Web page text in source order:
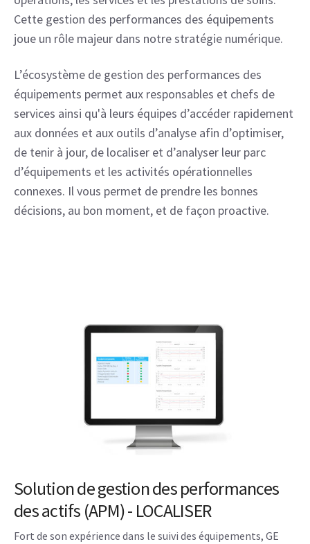
Cette gestion des performances des équipements
joue un rôle majeur dans notre stratégie numérique.
L’écosystème de gestion des performances des
équipements permet aux responsables et chefs de
services ainsi qu'à leurs équipes d’accéder rapidement
aux données et aux outils d’analyse afin d’optimiser,
de tenir à jour, de localiser et d’analyser leur parc
d’équipements et les activités opérationnelles
connexes. Il vous permet de prendre les bonnes
décisions, au bon moment, et de façon proactive.
Solution de gestion des performances
des actifs (APM) - LOCALISER
Fort de son expérience dans le suivi des équipements, GE